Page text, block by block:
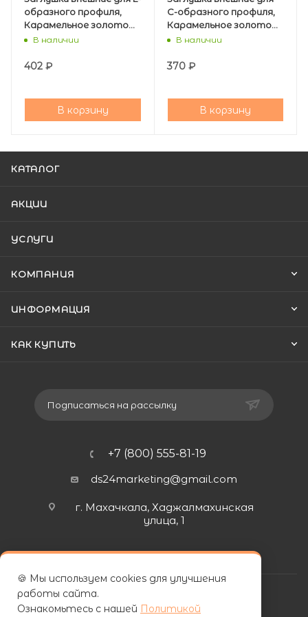
образного профиля,
Карамельное золото
браш., компл
В наличии
402 ₽
В корзину
С-образного профиля,
Карамельное золото
браш, компл
В наличии
370₽
В корзину
КАТАЛОГ
АКЦИИ
УСЛУГИ
КОМПАНИЯ
ИНФОРМАЦИЯ
КАК КУПИТЬ
Подписаться на рассылку
+7 (800) 555-81-19
ds24marketing@gmail.com
г. Махачкала, Хаджалмахинская
улица, 1
🍪 Мы используем cookies для улучшения
работы сайта.
Ознакомьтесь с нашей Политикой